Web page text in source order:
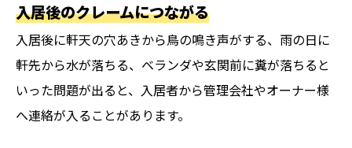
入居後のクレームにつながる
入居後に軒天の穴あきから鳥の鳴き声がする、雨の日に
軒先から水が落ちる、ベランダや玄関前に糞が落ちると
いった問題が出ると、入居者から管理会社やオーナー様
へ連絡が入ることがあります。